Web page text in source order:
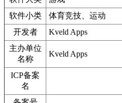
软件小类
体育竞技、运动
开发者
Kveld Apps
主办单位
名称
Kveld Apps
ICP备案
名